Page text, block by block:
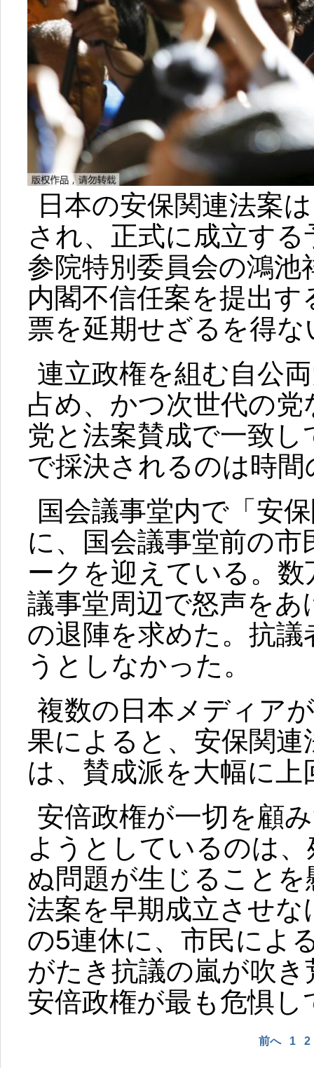
日本の安保関連法案
され、正式に成立す
参院特別委員会の鴻
内閣不信任案を提出
票を延期せざるを得
連立政権を組む自公
占め、かつ次世代の
党と法案賛成で一致
で採決されるのは時
国会議事堂内で「安
に、国会議事堂前の
ークを迎えている。
議事堂周辺で怒声を
の退陣を求めた。抗
うとしなかった。
複数の日本メディア
果によると、安保関
は、賛成派を大幅に上
安倍政権が一切を顧
ようとしているのは
ぬ問題が生じること
法案を早期成立させ
の5連休に、市民によ
がたき抗議の嵐が吹
安倍政権が最も危惧
前へ 1 2